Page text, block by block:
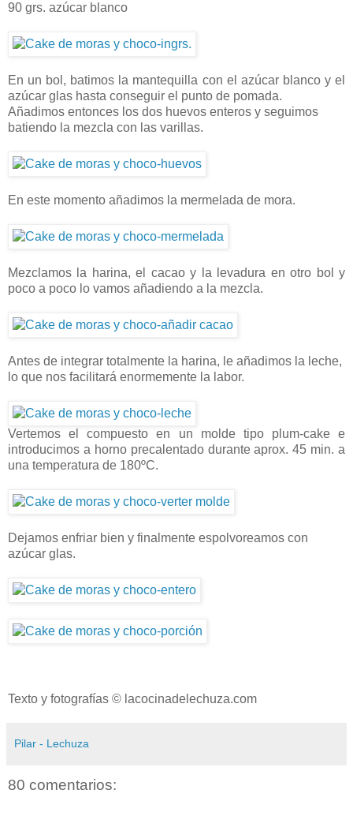
90 grs. azúcar blanco
En un bol, batimos la mantequilla con el azúcar blanco y el
azúcar glas hasta conseguir el punto de pomada.
Añadimos entonces los dos huevos enteros y seguimos
batiendo la mezcla con las varillas.
En este momento añadimos la mermelada de mora.
Mezclamos la harina, el cacao y la levadura en otro bol y
poco a poco lo vamos añadiendo a la mezcla.
Antes de integrar totalmente la harina, le añadimos la leche,
lo que nos facilitará enormemente la labor.
Vertemos el compuesto en un molde tipo plum-cake e
introducimos a horno precalentado durante aprox. 45 min. a
una temperatura de 180ºC.
Dejamos enfriar bien y finalmente espolvoreamos con
azúcar glas.
Texto y fotografías © lacocinadelechuza.com
Pilar - Lechuza
80 comentarios: